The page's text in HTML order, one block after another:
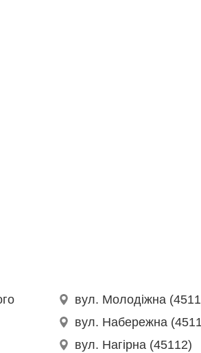
вул. Молодіжна
вул. Набережна
вул. Нагірна (45112)